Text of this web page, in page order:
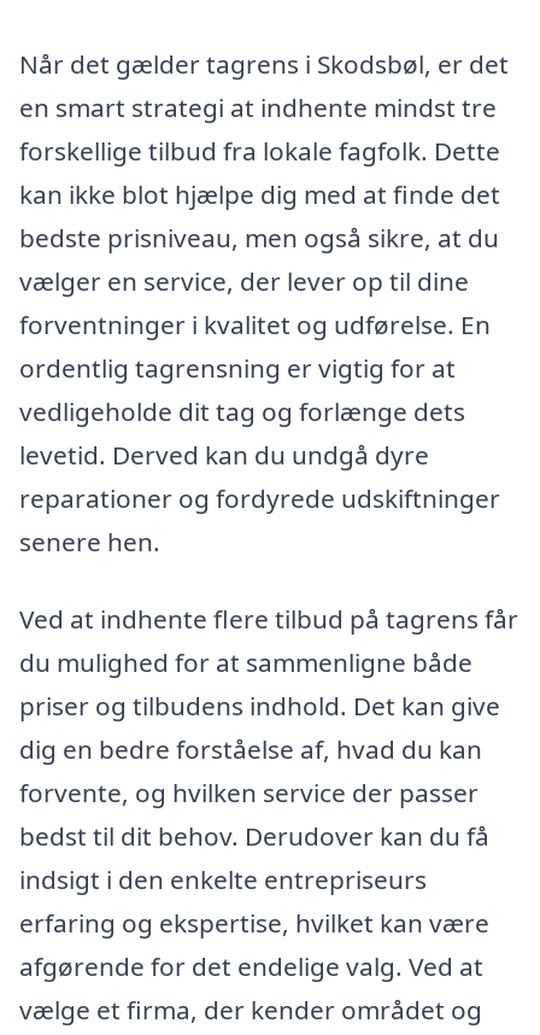
Når det gælder tagrens i Skodsbøl, er det
en smart strategi at indhente mindst tre
forskellige tilbud fra lokale fagfolk. Dette
kan ikke blot hjælpe dig med at finde det
bedste prisniveau, men også sikre, at du
vælger en service, der lever op til dine
forventninger i kvalitet og udførelse. En
ordentlig tagrensning er vigtig for at
vedligeholde dit tag og forlænge dets
levetid. Derved kan du undgå dyre
reparationer og fordyrede udskiftninger
senere hen.
Ved at indhente flere tilbud på tagrens får
du mulighed for at sammenligne både
priser og tilbudens indhold. Det kan give
dig en bedre forståelse af, hvad du kan
forvente, og hvilken service der passer
bedst til dit behov. Derudover kan du få
indsigt i den enkelte entrepriseurs
erfaring og ekspertise, hvilket kan være
afgørende for det endelige valg. Ved at
vælge et firma, der kender området og